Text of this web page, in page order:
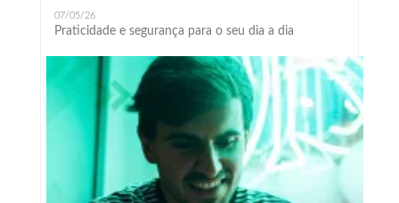
07/05/26
Praticidade e segurança para o seu dia a dia